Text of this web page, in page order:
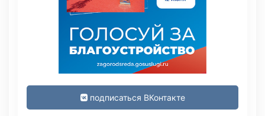
подписаться ВКонтакте